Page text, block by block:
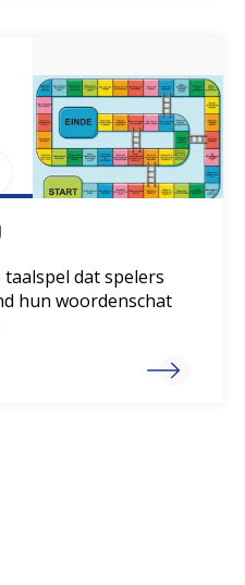
dat spelers
hun woordenschat